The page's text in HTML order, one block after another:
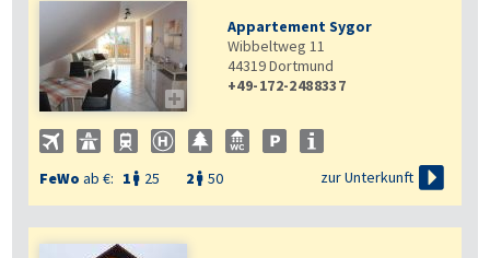

Appartement Sygor
Wibbeltweg 11
44319Dortmund
+49-172-2488337
FeWo ab €: 1  25 2  50 zur Unterkunft 